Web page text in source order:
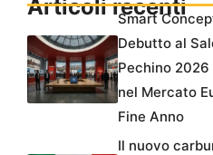
Articoli recenti
Smart
Debutto al
Pechino
nel Mercato
Fine Anno
Il nuovo